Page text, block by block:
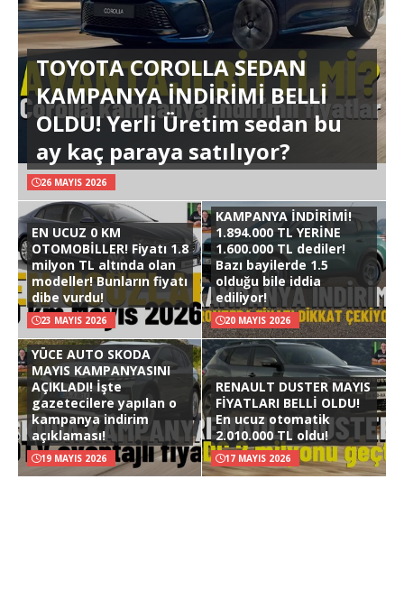
TOYOTA COROLLA SEDAN
KAMPANYA İNDİRİMİ BELLİ
OLDU! Yerli Üretim sedan bu
ay kaç paraya satılıyor?
26 MAYIS 2026
EN UCUZ 0 KM
OTOMOBİLLER! Fiyatı 1.8
milyon TL altında olan
modeller! Bunların fiyatı
dibe vurdu!
23 MAYIS 2026
KAMPANYA İNDİRİMİ!
1.894.000 TL YERİNE
1.600.000 TL dediler!
Bazı bayilerde 1.5
olduğu bile iddia
ediliyor!
20 MAYIS 2026
YÜCE AUTO SKODA
MAYIS KAMPANYASINI
AÇIKLADI! İşte
gazetecilere yapılan o
kampanya indirim
açıklaması!
19 MAYIS 2026
RENAULT DUSTER MAYIS
FİYATLARI BELLİ OLDU!
En ucuz otomatik
2.010.000 TL oldu!
17 MAYIS 2026